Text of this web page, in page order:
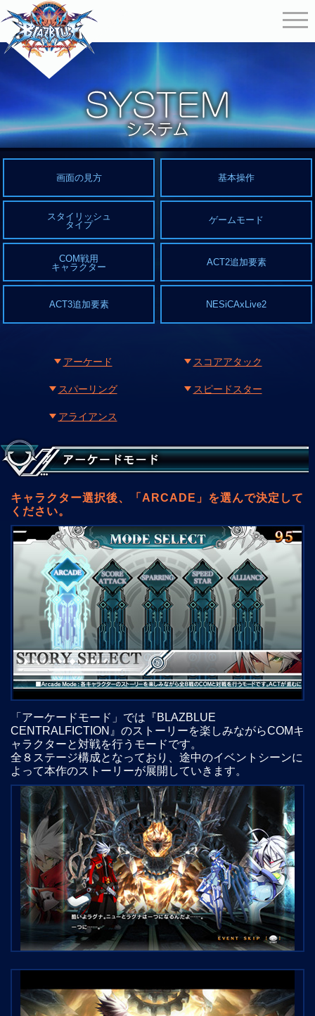
画面の見方 基本操作
スタイリッシュ
タイプ
ゲームモード
COM戦用
キャラクター
ACT2追加要素
ACT3追加要素 NESiCAxLive2
アーケード スコアアタック
スパーリング スピードスター
アライアンス
キャラクター選択後、「ARCADE」を選んで決定して
ください。
「アーケードモード」では『BLAZBLUE
CENTRALFICTION』のストーリーを楽しみながらCOMキ
ャラクターと対戦を行うモードです。
全８ステージ構成となっており、途中のイベントシーンに
よって本作のストーリーが展開していきます。